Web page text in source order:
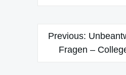
Post
navigation
Previous:
Fragen –